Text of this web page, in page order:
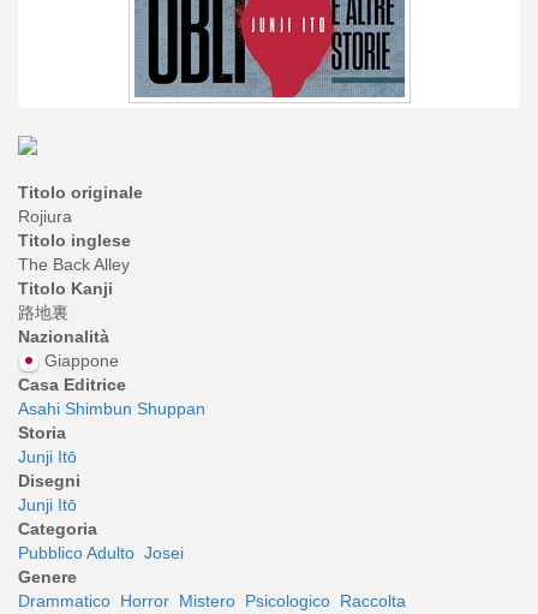
Titolo originale
Rojiura
Titolo inglese
The Back Alley
Titolo Kanji
路地裏
Nazionalità
Giappone
Casa Editrice
Asahi Shimbun Shuppan
Storia
Junji Itō
Disegni
Junji Itō
Categoria
Pubblico Adulto Josei
Genere
Drammatico Horror Mistero Psicologico Raccolta